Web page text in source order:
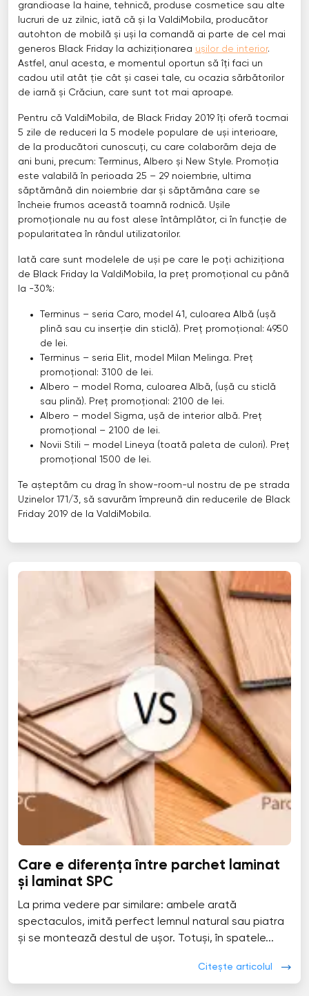
grandioase la haine, tehnică, produse cosmetice sau alte
lucruri de uz zilnic, iată că și la ValdiMobila, producător
autohton de mobilă și uși la comandă ai parte de cel mai
generos Black Friday la achiziționarea ușilor de interior.
Astfel, anul acesta, e momentul oportun să îți faci un
cadou util atât ție cât și casei tale, cu ocazia sărbătorilor
de iarnă și Crăciun, care sunt tot mai aproape.
Pentru că ValdiMobila, de Black Friday 2019 îți oferă tocmai
5 zile de reduceri la 5 modele populare de uși interioare,
de la producători cunoscuți, cu care colaborăm deja de
ani buni, precum: Terminus, Albero și New Style. Promoția
este valabilă în perioada 25 – 29 noiembrie, ultima
săptămână din noiembrie dar și săptămâna care se
încheie frumos această toamnă rodnică. Ușile
promoționale nu au fost alese întâmplător, ci în funcție de
popularitatea în rândul utilizatorilor.
Iată care sunt modelele de uși pe care le poți achiziționa
de Black Friday la ValdiMobila, la preț promoțional cu până
la -30%:
Terminus – seria Caro, model 41, culoarea Albă (ușă
plină sau cu inserție din sticlă). Preț promoțional: 4950
de lei.
Terminus – seria Elit, model Milan Melinga. Preț
promoțional: 3100 de lei.
Albero – model Roma, culoarea Albă, (ușă cu sticlă
sau plină). Preț promoțional: 2100 de lei.
Albero – model Sigma, ușă de interior albă. Preț
promoțional – 2100 de lei.
Novii Stili – model Lineya (toată paleta de culori). Preț
promoțional 1500 de lei.
Te așteptăm cu drag în show-room-ul nostru de pe strada
Uzinelor 171/3, să savurăm împreună din reducerile de Black
Friday 2019 de la ValdiMobila.
Care e diferența între parchet laminat
și laminat SPC
La prima vedere par similare: ambele arată
spectaculos, imită perfect lemnul natural sau piatra
și se montează destul de ușor. Totuși, în spatele...
Citește articolul